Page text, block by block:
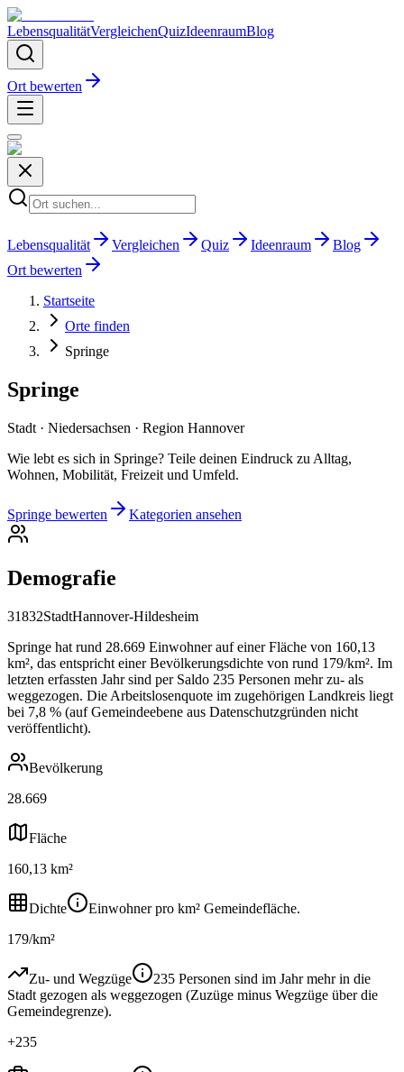
LebensqualitätVergleichenQuizIdeenraumBlog
Ort bewerten
Lebensqualität Vergleichen Quiz Ideenraum
Blog
Ort bewerten
Startseite
Orte finden
Springe
Springe
Stadt · Niedersachsen · Region Hannover
Wie lebt es sich in Springe? Teile deinen Eindruck zu Alltag,
Wohnen, Mobilität, Freizeit und Umfeld.
Springe bewerten Kategorien ansehen
Demografie
31832StadtHannover-Hildesheim
Springe hat rund 28.669 Einwohner auf einer Fläche von 160,13
km², das entspricht einer Bevölkerungsdichte von rund 179/km². Im
letzten erfassten Jahr sind per Saldo 235 Personen mehr zu- als
weggezogen. Die Arbeitslosenquote im zugehörigen Landkreis liegt
bei 7,8 % (auf Gemeindeebene aus Datenschutzgründen nicht
veröffentlicht).
Bevölkerung
28.669
Fläche
160,13 km²
Dichte
Einwohner pro km² Gemeindefläche.
179/km²
Zu- und Wegzüge
235 Personen sind im Jahr mehr in die
Stadt gezogen als weggezogen (Zuzüge minus Wegzüge über die
Gemeindegrenze).
+235